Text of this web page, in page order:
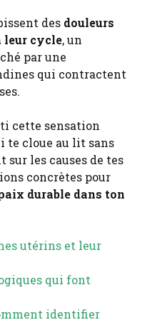
des douleurs
leur cycle, un
par une
qui contractent
cette sensation
te cloue au lit sans
les causes de tes
concrètes pour
durable dans ton
utérins et leur
qui font
identifier